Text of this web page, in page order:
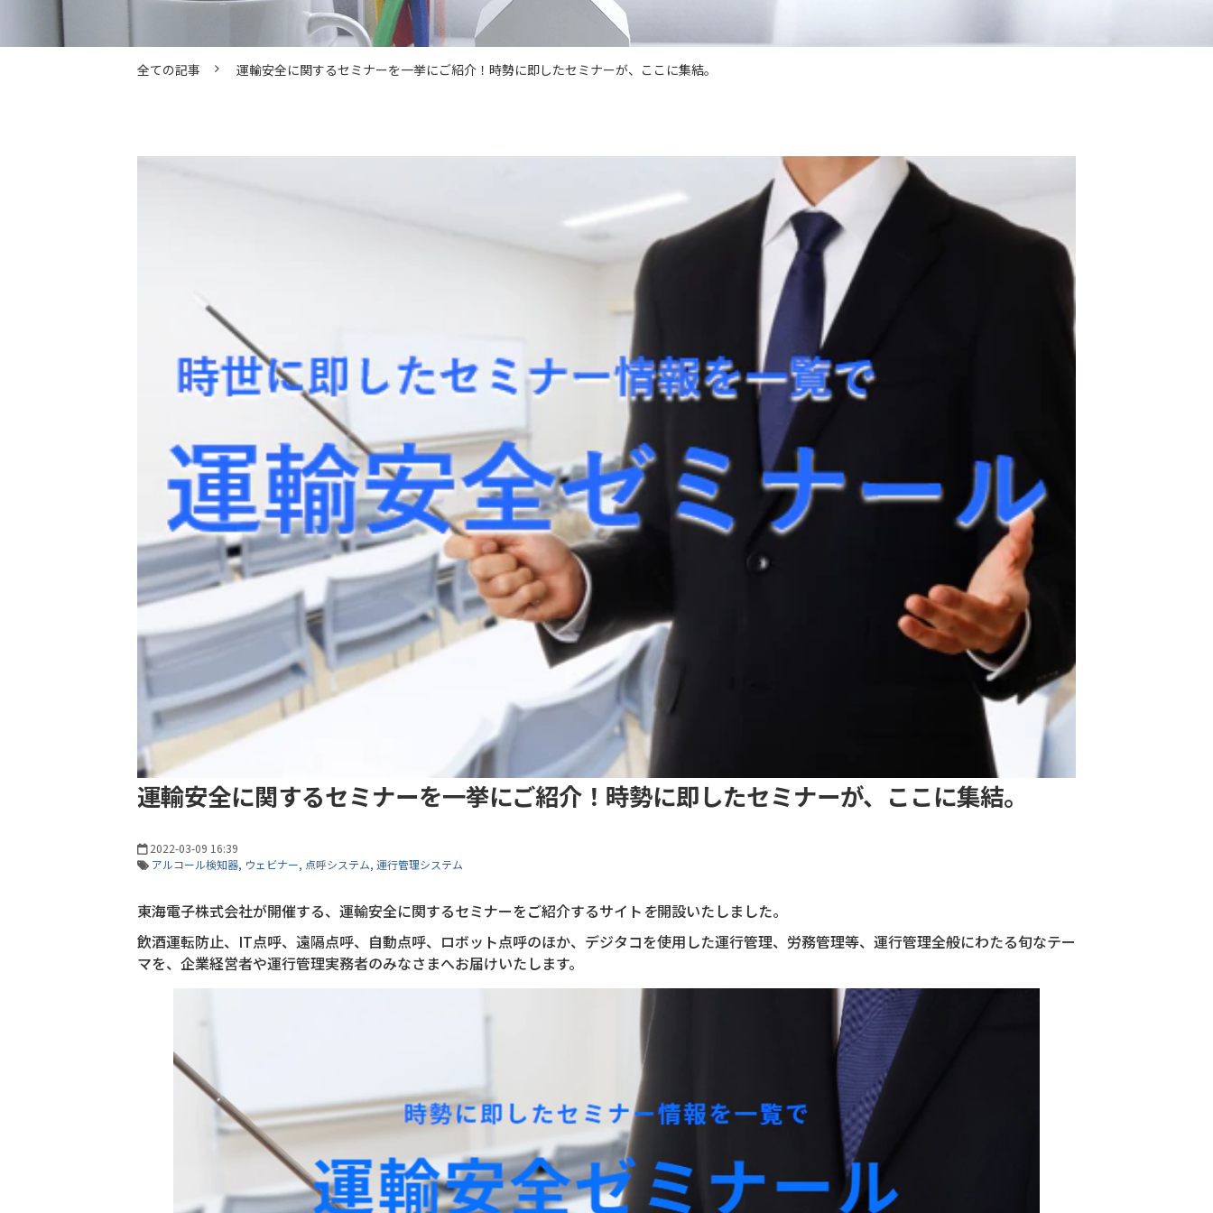
全ての記事 運輸安全に関するセミナーを一挙にご紹介！時勢に即したセミナーが、ここに集結。
運輸安全に関するセミナーを一挙にご紹介！時勢に即したセミナーが、ここに集結。
2022-03-09 16:39
アルコール検知器 ウェビナー 点呼システム 運行管理システム
東海電子株式会社が開催する、運輸安全に関するセミナーをご紹介するサイトを開設いたしました。
飲酒運転防止、IT点呼、遠隔点呼、自動点呼、ロボット点呼のほか、デジタコを使用した運行管理、労務管理等、運行管理全般にわたる旬なテー
マを、企業経営者や運行管理実務者のみなさまへお届けいたします。